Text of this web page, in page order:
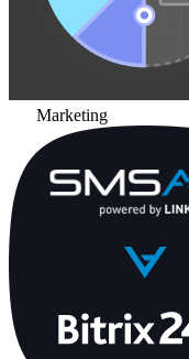
Marketing